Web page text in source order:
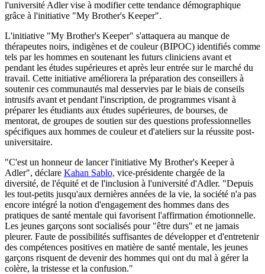
l'université Adler vise à modifier cette tendance démographique
grâce à l'initiative "My Brother's Keeper".
L'initiative "My Brother's Keeper" s'attaquera au manque de
thérapeutes noirs, indigènes et de couleur (BIPOC) identifiés comme
tels par les hommes en soutenant les futurs cliniciens avant et
pendant les études supérieures et après leur entrée sur le marché du
travail. Cette initiative améliorera la préparation des conseillers à
soutenir ces communautés mal desservies par le biais de conseils
intrusifs avant et pendant l'inscription, de programmes visant à
préparer les étudiants aux études supérieures, de bourses, de
mentorat, de groupes de soutien sur des questions professionnelles
spécifiques aux hommes de couleur et d'ateliers sur la réussite post-
universitaire.
"C'est un honneur de lancer l'initiative My Brother's Keeper à
Adler", déclare Kahan Sablo, vice-présidente chargée de la
diversité, de l'équité et de l'inclusion à l'université d'Adler. "Depuis
les tout-petits jusqu'aux dernières années de la vie, la société n'a pas
encore intégré la notion d'engagement des hommes dans des
pratiques de santé mentale qui favorisent l'affirmation émotionnelle.
Les jeunes garçons sont socialisés pour "être durs" et ne jamais
pleurer. Faute de possibilités suffisantes de développer et d'entretenir
des compétences positives en matière de santé mentale, les jeunes
garçons risquent de devenir des hommes qui ont du mal à gérer la
colère, la tristesse et la confusion."